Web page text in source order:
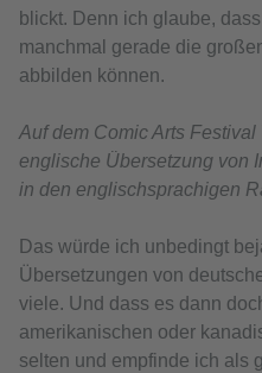
blickt. Denn ich glaube,
manchmal gerade die
abbilden können.
Auf dem Comic Arts
englische Übersetzung von
in den englischsprachigen
Das würde ich unbedingt
Übersetzungen von
viele. Und dass es dann
amerikanischen oder
selten und empfinde ich als